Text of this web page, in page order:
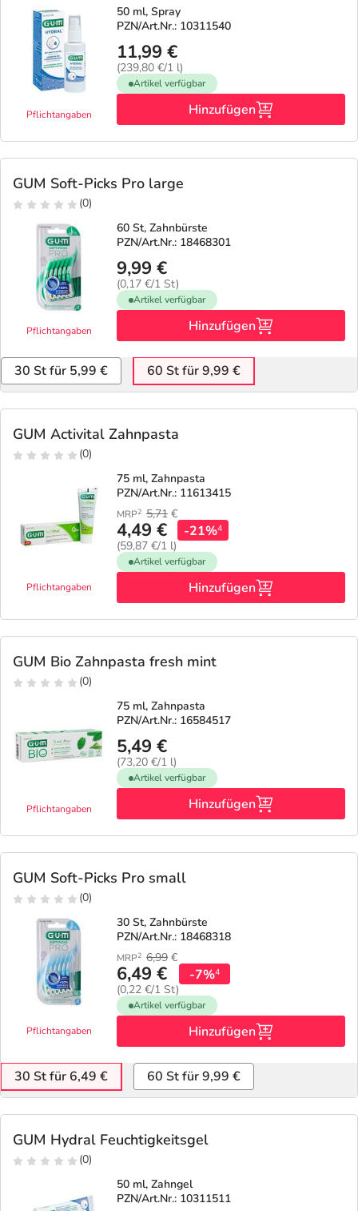
Pflichtangaben
50 ml, Spray
PZN/Art.Nr.: 10311540
11,99 €
(239,80 €/1 l)
Artikel verfügbar
Hinzufügen
GUM Soft-Picks Pro large
(0)
Pflichtangaben
60 St, Zahnbürste
PZN/Art.Nr.: 18468301
9,99 €
(0,17 €/1 St)
Artikel verfügbar
Hinzufügen
30 St für 5,99 € 60 St für 9,99 €
GUM Activital Zahnpasta
(0)
Pflichtangaben
75 ml, Zahnpasta
PZN/Art.Nr.: 11613415
MRP2 5,71 €
4,49 €
(59,87 €/1 l)
-21%4
Artikel verfügbar
Hinzufügen
GUM Bio Zahnpasta fresh mint
(0)
Pflichtangaben
75 ml, Zahnpasta
PZN/Art.Nr.: 16584517
5,49 €
(73,20 €/1 l)
Artikel verfügbar
Hinzufügen
GUM Soft-Picks Pro small
(0)
Pflichtangaben
30 St, Zahnbürste
PZN/Art.Nr.: 18468318
MRP2 6,99 €
6,49 €
(0,22 €/1 St)
-7%4
Artikel verfügbar
Hinzufügen
30 St für 6,49 € 60 St für 9,99 €
GUM Hydral Feuchtigkeitsgel
(0)
50 ml, Zahngel
PZN/Art.Nr.: 10311511